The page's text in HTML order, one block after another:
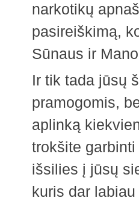
narkotikų
pasireiškimą,
Sūnaus ir
Ir tik tada jūsų
pramogomis,
aplinką
trokšite
išsilies į jūsų
kuris dar